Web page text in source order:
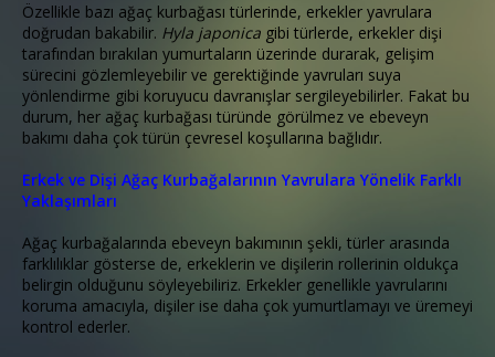
Özellikle bazı ağaç kurbağası türlerinde, erkekler yavrulara
doğrudan bakabilir. Hyla japonica gibi türlerde, erkekler dişi
tarafından bırakılan yumurtaların üzerinde durarak, gelişim
sürecini gözlemleyebilir ve gerektiğinde yavruları suya
yönlendirme gibi koruyucu davranışlar sergileyebilirler. Fakat bu
durum, her ağaç kurbağası türünde görülmez ve ebeveyn
bakımı daha çok türün çevresel koşullarına bağlıdır.
Erkek ve Dişi Ağaç Kurbağalarının Yavrulara Yönelik Farklı
Yaklaşımları
Ağaç kurbağalarında ebeveyn bakımının şekli, türler arasında
farklılıklar gösterse de, erkeklerin ve dişilerin rollerinin oldukça
belirgin olduğunu söyleyebiliriz. Erkekler genellikle yavrularını
koruma amacıyla, dişiler ise daha çok yumurtlamayı ve üremeyi
kontrol ederler.